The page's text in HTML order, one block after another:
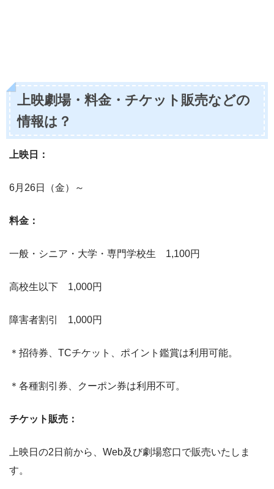
上映劇場・料金・チケット販売などの
情報は？
上映日：
6月26日（金）～
料金：
一般・シニア・大学・専門学校生 1,100円
高校生以下 1,000円
障害者割引 1,000円
＊招待券、TCチケット、ポイント鑑賞は利用可能。
＊各種割引券、クーポン券は利用不可。
チケット販売：
上映日の2日前から、Web及び劇場窓口で販売いたしま
す。